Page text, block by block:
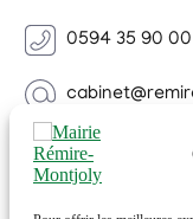
0594 35 90 00
Newsletter